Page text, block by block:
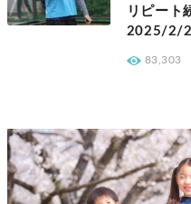
リピート
2025/2/2(
83,303